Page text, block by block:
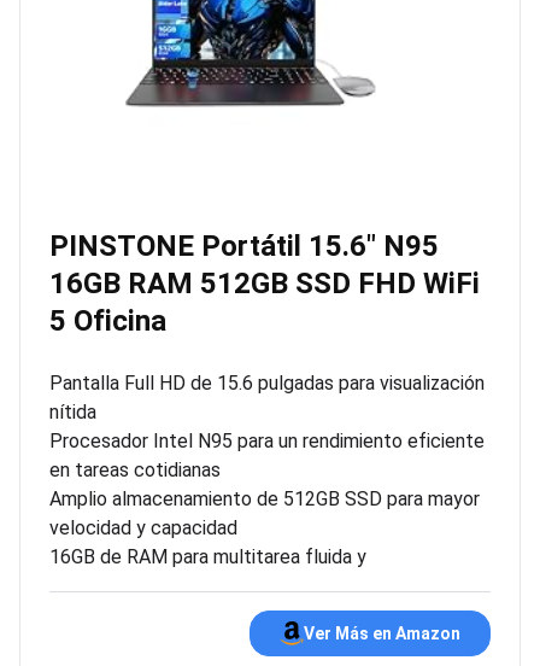
PINSTONE Portátil 15.6″ N95
16GB RAM 512GB SSD FHD WiFi
5 Oficina
Pantalla Full HD de 15.6 pulgadas para visualización
nítida
Procesador Intel N95 para un rendimiento eficiente
en tareas cotidianas
Amplio almacenamiento de 512GB SSD para mayor
velocidad y capacidad
16GB de RAM para multitarea fluida y
Ver Más en Amazon